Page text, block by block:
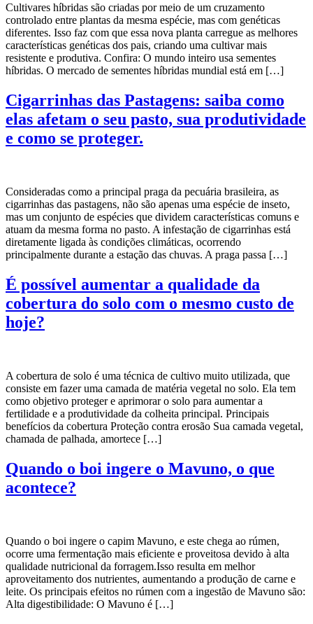
Cultivares híbridas são criadas por meio de um cruzamento
controlado entre plantas da mesma espécie, mas com genéticas
diferentes. Isso faz com que essa nova planta carregue as melhores
características genéticas dos pais, criando uma cultivar mais
resistente e produtiva. Confira: O mundo inteiro usa sementes
híbridas. O mercado de sementes híbridas mundial está em […]
Cigarrinhas das Pastagens: saiba como
elas afetam o seu pasto, sua produtividade
e como se proteger.
Consideradas como a principal praga da pecuária brasileira, as
cigarrinhas das pastagens, não são apenas uma espécie de inseto,
mas um conjunto de espécies que dividem características comuns e
atuam da mesma forma no pasto. A infestação de cigarrinhas está
diretamente ligada às condições climáticas, ocorrendo
principalmente durante a estação das chuvas. A praga passa […]
É possível aumentar a qualidade da
cobertura do solo com o mesmo custo de
hoje?
A cobertura de solo é uma técnica de cultivo muito utilizada, que
consiste em fazer uma camada de matéria vegetal no solo. Ela tem
como objetivo proteger e aprimorar o solo para aumentar a
fertilidade e a produtividade da colheita principal. Principais
benefícios da cobertura Proteção contra erosão Sua camada vegetal,
chamada de palhada, amortece […]
Quando o boi ingere o Mavuno, o que
acontece?
Quando o boi ingere o capim Mavuno, e este chega ao rúmen,
ocorre uma fermentação mais eficiente e proveitosa devido à alta
qualidade nutricional da forragem.Isso resulta em melhor
aproveitamento dos nutrientes, aumentando a produção de carne e
leite. Os principais efeitos no rúmen com a ingestão de Mavuno são:
Alta digestibilidade: O Mavuno é […]